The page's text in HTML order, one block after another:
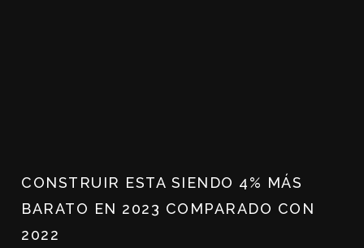
CONSTRUIR ESTA SIENDO 4% MÁS
BARATO EN 2023 COMPARADO CON
2022